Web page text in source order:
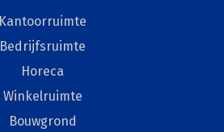
Kantoorruimte
Bedrijfsruimte
Horeca
Winkelruimte
Bouwgrond